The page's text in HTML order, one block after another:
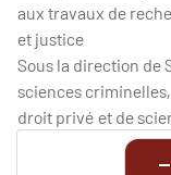
aux travaux de
et justice
Sous la direction de
sciences
droit privé et de